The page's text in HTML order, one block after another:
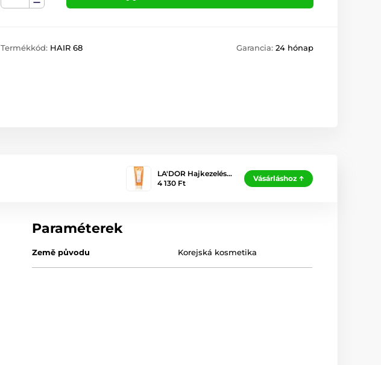
Termékkód: HAIR 68 Garancia: 24 hónap
LA'DOR Hajkezelés…
4 130 Ft
Vásárláshoz
Paraméterek
Země původu Korejská kosmetika